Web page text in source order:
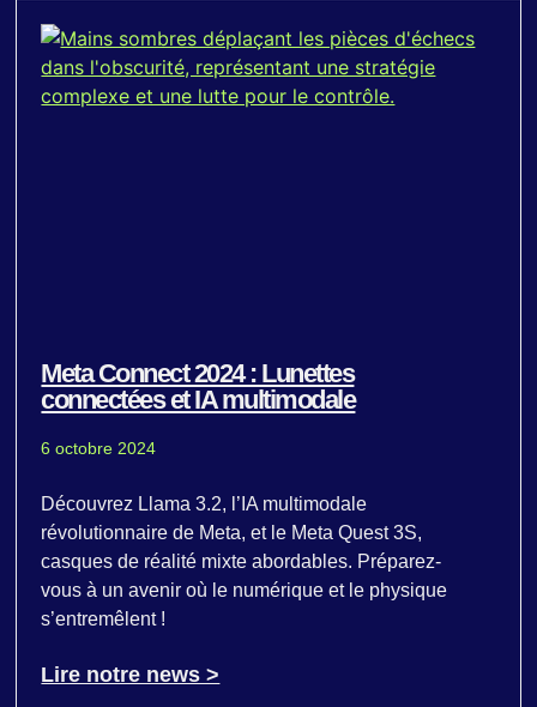
Meta Connect 2024 : Lunettes
connectées et IA multimodale
6 octobre 2024
Découvrez Llama 3.2, l’IA multimodale
révolutionnaire de Meta, et le Meta Quest 3S,
casques de réalité mixte abordables. Préparez-
vous à un avenir où le numérique et le physique
s’entremêlent !
Lire notre news >